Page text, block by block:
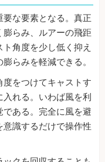
な要素となる。真正
らみ、ルアーの飛距
角度を少し低く抑え
らみを軽減できる。
をつけてキャストす
れる。いわば風を利
ある。完全に風を避
識するだけで操作性